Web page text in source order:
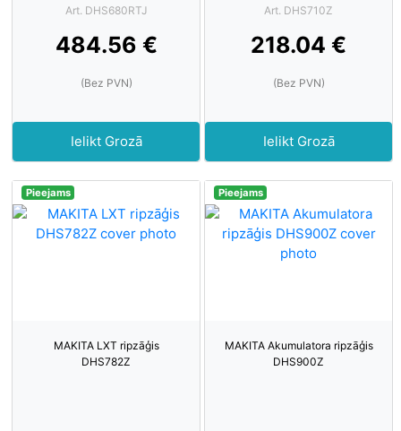
Art. DHS680RTJ
484.56 €
(Bez PVN)
Ielikt Grozā
Art. DHS710Z
218.04 €
(Bez PVN)
Ielikt Grozā
Pieejams
MAKITA LXT ripzāģis
DHS782Z
Pieejams
MAKITA Akumulatora ripzāģis
DHS900Z